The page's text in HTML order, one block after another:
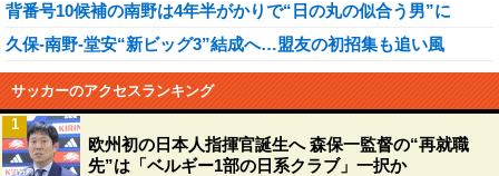
背番号10候補の南野は4年半がかりで“日の丸の似合う男”に
久保-南野-堂安“新ビッグ3”結成へ…盟友の初招集も追い風
サッカーのアクセスランキング
欧州初の日本人指揮官誕生へ 森保一監督の“再就職
先”は「ベルギー1部の日系クラブ」一択か
1